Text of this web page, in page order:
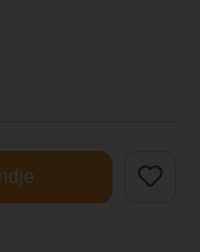
of gebruik de